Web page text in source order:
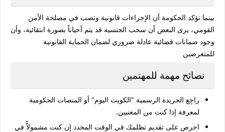
بينما تؤكد الحكومة أن الإجراءات قانونية وتصب في مصلحة الأمن
القومي، يرى البعض أن سحب الجنسية قد يتم أحياناً بصورة انتقائية، وأن
وجود ضمانات قضائية عادلة ضروري لضمان الحماية القانونية
للمتعرضين
نصائح مهمة للمهتمين
راجِع الجريدة الرسمية "الكويت اليوم" أو المنصات الحكومية
لمعرفة إذا كنت من المعنيين.
احرص على تقديم تظلمك في الوقت المحدد إن كنت مشمولاًّ في